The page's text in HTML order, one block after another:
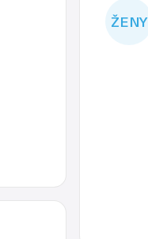
ŽENY